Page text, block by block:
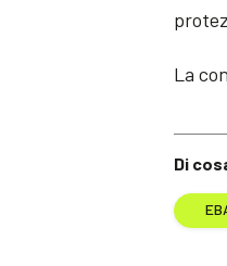
Di
La